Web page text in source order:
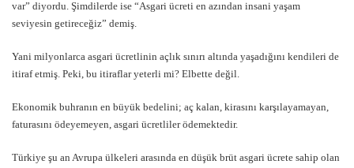
var” diyordu. Şimdilerde ise “Asgari ücreti en azından insani yaşam
seviyesin getireceğiz” demiş.
Yani milyonlarca asgari ücretlinin açlık sınırı altında yaşadığını kendileri de
itiraf etmiş. Peki, bu itiraflar yeterli mi? Elbette değil.
Ekonomik buhranın en büyük bedelini; aç kalan, kirasını karşılayamayan,
faturasını ödeyemeyen, asgari ücretliler ödemektedir.
Türkiye şu an Avrupa ülkeleri arasında en düşük brüt asgari ücrete sahip olan